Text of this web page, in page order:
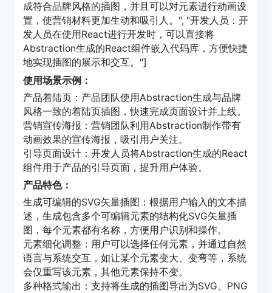
成符合品牌风格的插图，并且可以对元素进行动画设
置，使营销材料更加生动和吸引人。", "开发人员：开
发人员在使用React进行开发时，可以直接将
Abstraction生成的React组件嵌入代码库，方便快捷
地实现插图的展示和交互。"]
使用场景示例：
产品着陆页：产品团队使用Abstraction生成与品牌
风格一致的着陆页插图，快速完成页面设计并上线。
营销宣传海报：营销团队利用Abstraction制作带有
动画效果的宣传海报，吸引用户关注。
引导页面设计：开发人员将Abstraction生成的React
组件用于产品的引导页面，提升用户体验。
产品特色：
生成可编辑的SVG矢量插图：根据用户输入的文本描
述，生成包含多个可编辑元素的结构化SVG矢量插
图，每个元素都有名称，方便用户识别和操作。
元素细化调整：用户可以选择任何元素，并通过自然
语言与系统交互，如让某个元素变大、变弯等，系统
会仅重写该元素，其他元素保持不变。
多种格式输出：支持将生成的插图导出为SVG、PNG